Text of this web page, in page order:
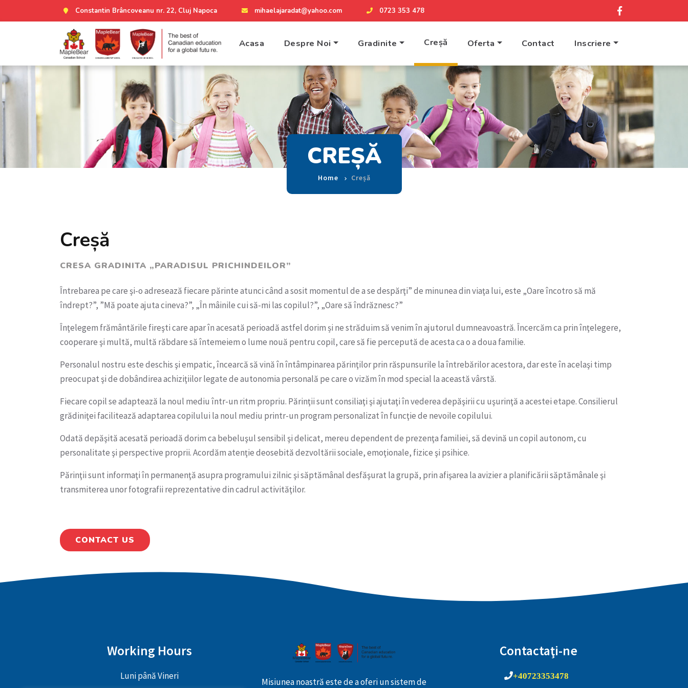
Constantin Brâncoveanu nr. 22, Cluj Napoca mihaelajaradat@yahoo.com 0723 353 478
Acasa Despre Noi Gradinite Creșă Oferta Contact Inscriere
CREȘĂ
Home Creșă
Creșă
CRESA GRADINITA „PARADISUL PRICHINDEILOR”
Întrebarea pe care şi-o adresează fiecare părinte atunci când a sosit momentul de a se despărţi” de minunea din viaţa lui, este „Oare încotro să mă
îndrept?”, ”Mă poate ajuta cineva?”, „În mâinile cui să-mi las copilul?”, „Oare să îndrăznesc?”
Înţelegem frământările fireşti care apar în acesată perioadă astfel dorim și ne străduim să venim în ajutorul dumneavoastră. Încercăm ca prin înţelegere,
cooperare şi multă, multă răbdare să întemeiem o lume nouă pentru copil, care să fie percepută de acesta ca o a doua familie.
Personalul nostru este deschis şi empatic, încearcă să vină în întâmpinarea părinţilor prin răspunsurile la întrebărilor acestora, dar este în acelaşi timp
preocupat şi de dobândirea achiziţiilor legate de autonomia personală pe care o vizăm în mod special la această vârstă.
Fiecare copil se adaptează la noul mediu într-un ritm propriu. Părinţii sunt consiliaţi şi ajutaţi în vederea depăşirii cu uşurinţă a acestei etape. Consilierul
grădiniţei facilitează adaptarea copilului la noul mediu printr-un program personalizat în funcţie de nevoile copilului.
Odată depăşită acesată perioadă dorim ca bebeluşul sensibil şi delicat, mereu dependent de prezenţa familiei, să devină un copil autonom, cu
personalitate şi perspective proprii. Acordăm atenţie deosebită dezvoltării sociale, emoţionale, fizice şi psihice.
Părinţii sunt informaţi în permanenţă asupra programului zilnic şi săptămânal desfăşurat la grupă, prin afişarea la avizier a planificării săptămânale şi
transmiterea unor fotografii reprezentative din cadrul activităţilor.
CONTACT US
Working Hours
Luni până Vineri
Misiunea noastră este de a oferi un sistem de
Contactaţi-ne
+40723353478